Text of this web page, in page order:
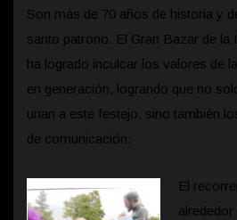
Son más de 70 años de historia y
santo patrono. El Gran Bazar de la
ha logrado inculcar los valores de
en generación, logrando que no
unan a este festejo, sino también
de comunicación.
El